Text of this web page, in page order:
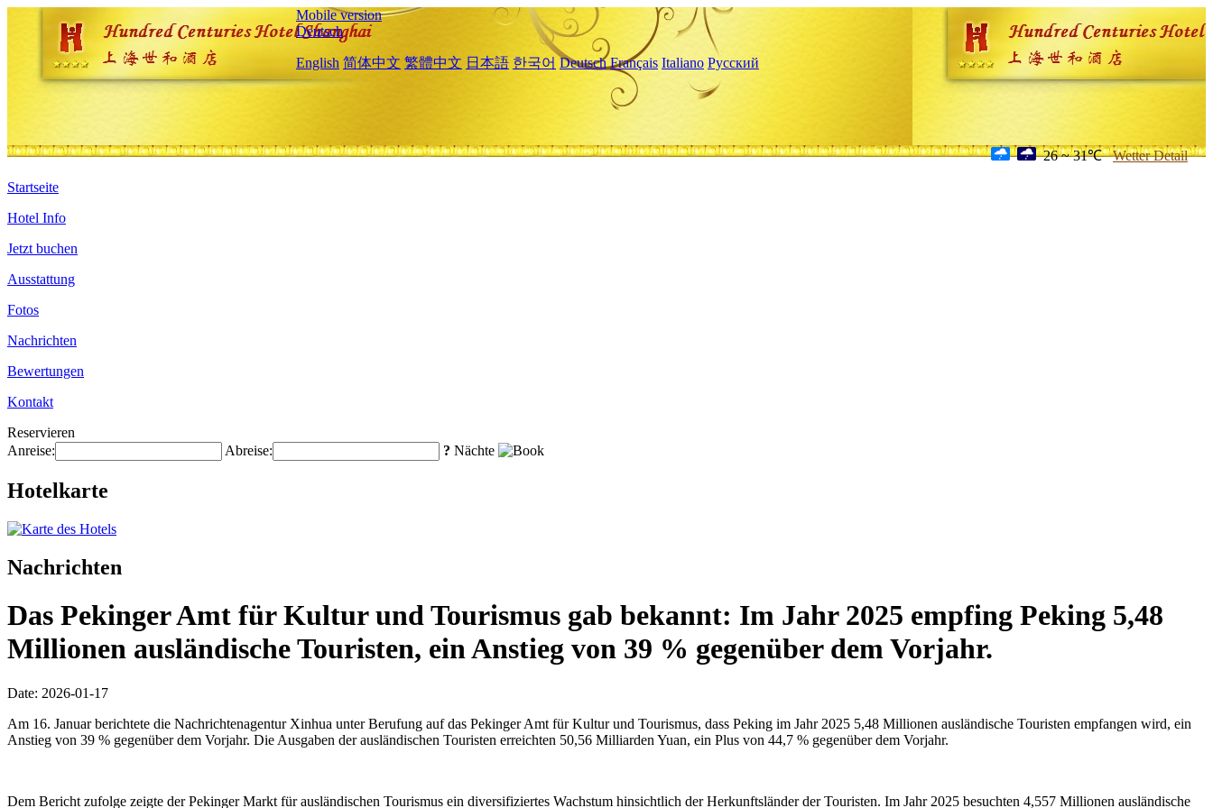
Mobile version
Deutsch
English 简体中文 繁體中文 日本語 한국어 Deutsch Français Italiano Русский
26 ~ 31℃ Wetter Detail
Startseite
Hotel Info
Jetzt buchen
Ausstattung
Fotos
Nachrichten
Bewertungen
Kontakt
Reservieren
Anreise:
Abreise: ? Nächte
Hotelkarte
Nachrichten
Das Pekinger Amt für Kultur und Tourismus gab bekannt: Im Jahr 2025 empfing Peking 5,48
Millionen ausländische Touristen, ein Anstieg von 39 % gegenüber dem Vorjahr.
Date: 2026-01-17
Am 16. Januar berichtete die Nachrichtenagentur Xinhua unter Berufung auf das Pekinger Amt für Kultur und Tourismus, dass Peking im Jahr 2025 5,48 Millionen ausländische Touristen empfangen wird, ein
Anstieg von 39 % gegenüber dem Vorjahr. Die Ausgaben der ausländischen Touristen erreichten 50,56 Milliarden Yuan, ein Plus von 44,7 % gegenüber dem Vorjahr.
Dem Bericht zufolge zeigte der Pekinger Markt für ausländischen Tourismus ein diversifiziertes Wachstum hinsichtlich der Herkunftsländer der Touristen. Im Jahr 2025 besuchten 4,557 Millionen ausländische